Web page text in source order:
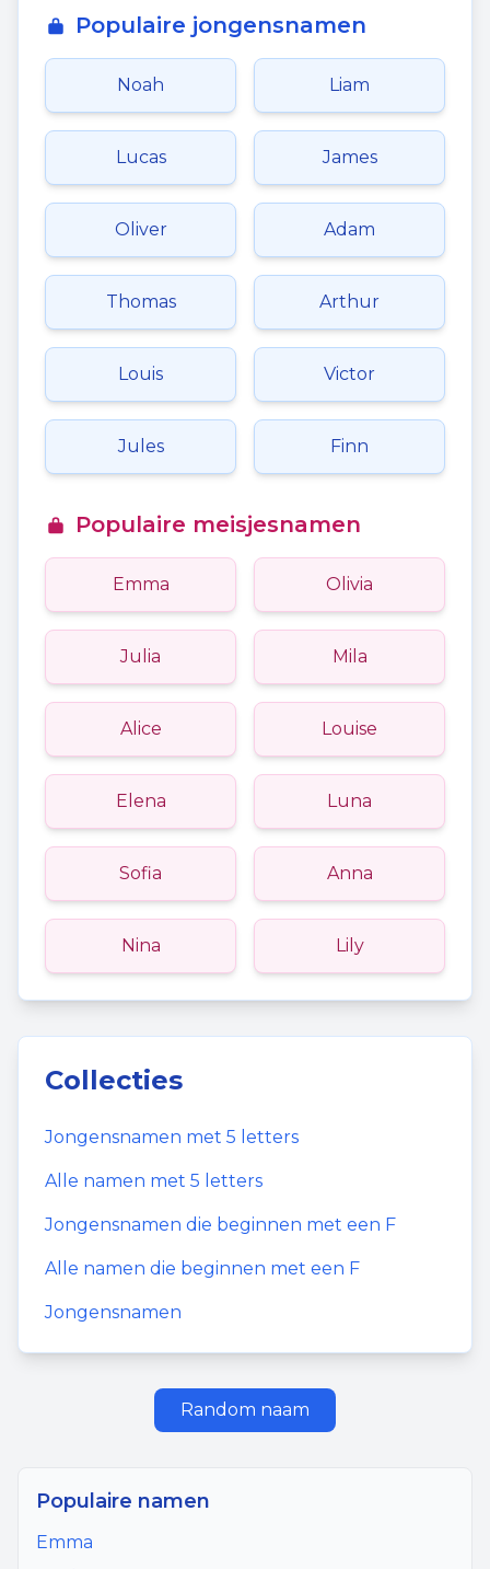
Populaire jongensnamen
Noah Liam
Lucas James
Oliver Adam
Thomas Arthur
Louis Victor
Jules Finn
Populaire meisjesnamen
Emma Olivia
Julia Mila
Alice Louise
Elena Luna
Sofia Anna
Nina Lily
Collecties
Jongensnamen met 5 letters
Alle namen met 5 letters
Jongensnamen die beginnen met een F
Alle namen die beginnen met een F
Jongensnamen
Random naam
Populaire namen
Emma